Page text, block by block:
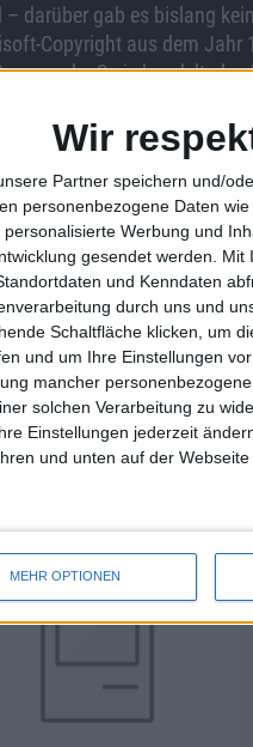
Wir
Partner speichern und/
personenbezogene Daten
Werbung und
gesendet werden.
Mit
und Kenndaten
durch uns und
Schaltfläche klicken, um
und um Ihre Einstellungen
mancher
solchen Verarbeitung zu
Einstellungen jederzeit
und unten auf der
MEHR OPTIONEN
darüber gab es bislang
Copyright aus dem Jahr
aus der Serie handelt,
relativ kurz ausfällt
3 – Neues Multiplattform-
Run auch für Mac